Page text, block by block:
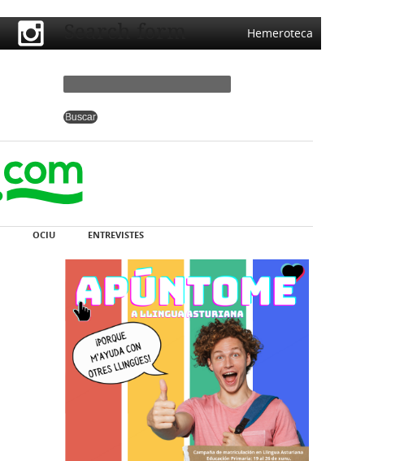
Hemeroteca
Search form
OCIU ENTREVISTES